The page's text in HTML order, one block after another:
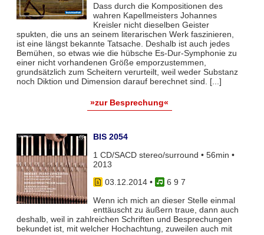
Dass durch die Kompositionen des
wahren Kapellmeisters Johannes
Kreisler nicht dieselben Geister
spukten, die uns an seinem literarischen Werk faszinieren,
ist eine längst bekannte Tatsache. Deshalb ist auch jedes
Bemühen, so etwas wie die hübsche Es-Dur-Symphonie zu
einer nicht vorhandenen Größe emporzustemmen,
grundsätzlich zum Scheitern verurteilt, weil weder Substanz
noch Diktion und Dimension darauf berechnet sind. [...]
»zur Besprechung«
BIS 2054
1 CD/SACD stereo/surround • 56min •
2013
03.12.2014•
6 9 7
Wenn ich mich an dieser Stelle einmal
enttäuscht zu äußern traue, dann auch
deshalb, weil in zahlreichen Schriften und Besprechungen
bekundet ist, mit welcher Hochachtung, zuweilen auch mit